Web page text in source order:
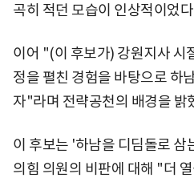
곡히 적던 모습이 인상적이었
이어 "(이 후보가) 강원지사 시
정을 펼친 경험을 바탕으로 하
자"라며 전략공천의 배경을 밝
이 후보는 '하남을 디딤돌로 삼
의힘 의원의 비판에 대해 "더